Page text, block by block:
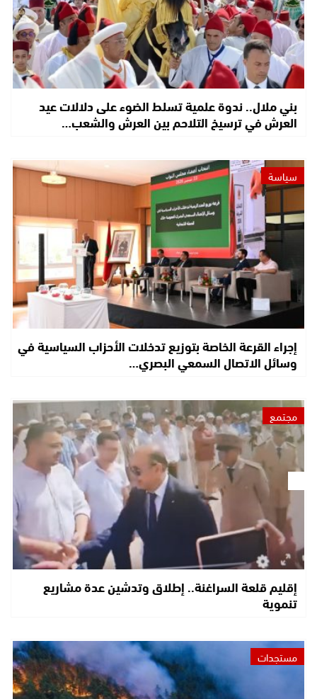
بني ملال.. ندوة علمية تسلط الضوء على دلالات عيد
العرش في ترسيخ التلاحم بين العرش والشعب…
سياسة
إجراء القرعة الخاصة بتوزيع تدخلات الأحزاب السياسية في
وسائل الاتصال السمعي البصري…
مجتمع
إقليم قلعة السراغنة.. إطلاق وتدشين عدة مشاريع
تنموية
مستجدات